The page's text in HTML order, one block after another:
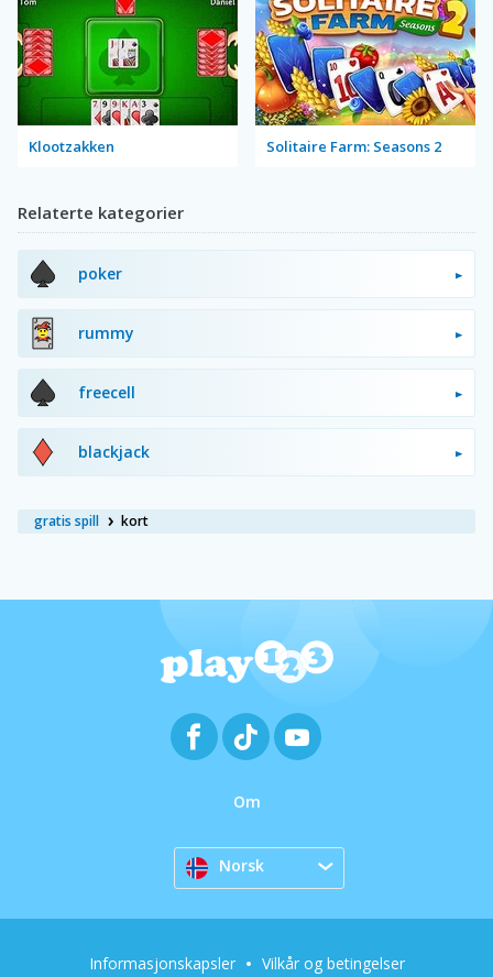
gratis spill kort
Klootzakken Solitaire Farm: Seasons 2
Relaterte kategorier
poker
rummy
freecell
blackjack
Om
Norsk
Informasjonskapsler Vilkår og betingelser